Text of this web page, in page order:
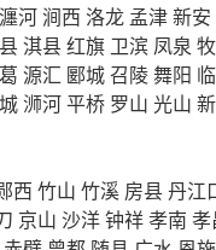
瀍河涧西 洛龙 孟津新安
淇县红旗 卫滨 凤泉
源汇 郾城召陵舞阳
浉河平桥 罗山 光山
西 竹山 竹溪 房县丹江
京山 沙洋钟祥孝南 孝